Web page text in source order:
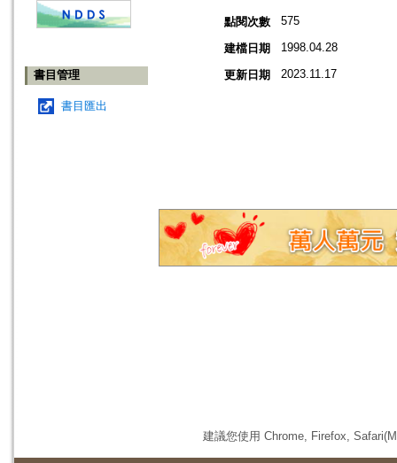
書目管理
書目匯出
點閱次數 575
建檔日期 1998.04.28
更新日期 2023.11.17
建議您使用 Chrome, Firefox,